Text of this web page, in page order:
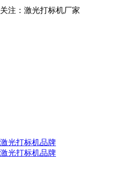
注：激光打标机厂家
光打标机品牌
光打标机品牌